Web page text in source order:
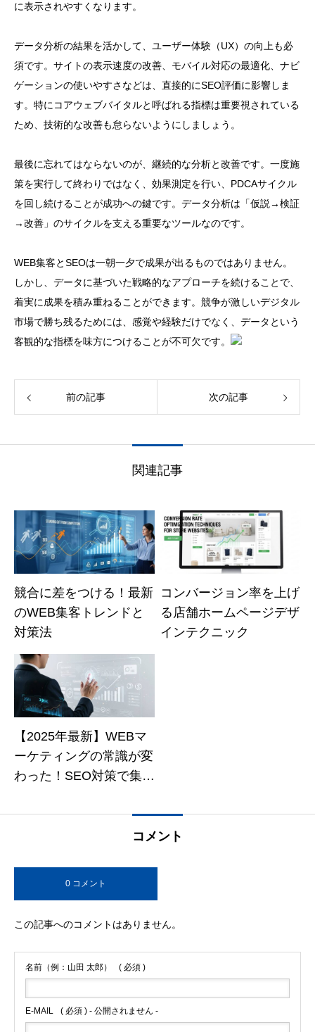
に表示されやすくなります。
データ分析の結果を活かして、ユーザー体験（UX）の向上も必
須です。サイトの表示速度の改善、モバイル対応の最適化、ナビ
ゲーションの使いやすさなどは、直接的にSEO評価に影響しま
す。特にコアウェブバイタルと呼ばれる指標は重要視されている
ため、技術的な改善も怠らないようにしましょう。
最後に忘れてはならないのが、継続的な分析と改善です。一度施
策を実行して終わりではなく、効果測定を行い、PDCAサイクル
を回し続けることが成功への鍵です。データ分析は「仮説→検証
→改善」のサイクルを支える重要なツールなのです。
WEB集客とSEOは一朝一夕で成果が出るものではありません。
しかし、データに基づいた戦略的なアプローチを続けることで、
着実に成果を積み重ねることができます。競争が激しいデジタル
市場で勝ち残るためには、感覚や経験だけでなく、データという
客観的な指標を味方につけることが不可欠です。
前の記事 次の記事
関連記事
競合に差をつける！最新
のWEB集客トレンドと
対策法
コンバージョン率を上げ
る店舗ホームページデザ
インテクニック
【2025年最新】WEBマ
ーケティングの常識が変
わった！SEO対策で集客
コメント
0 コメント
この記事へのコメントはありません。
名前（例：山田 太郎） ( 必須 )
E-MAIL ( 必須 ) - 公開されません -